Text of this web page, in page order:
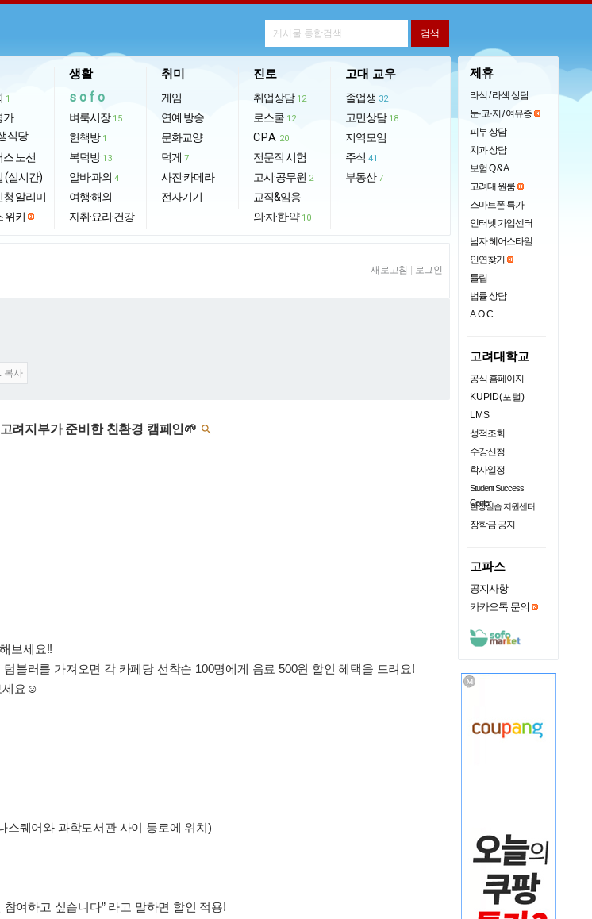
1
가
식당
노선
(실시간)
청 알리미
위키
생활
sofo
벼룩시장 15
헌책방 1
복덕방 13
알바·과외 4
여행·해외
자취·요리·건강
취미
게임
연예·방송
문화교양
덕게 7
사진·카메라
전자기기
진로
취업상담 12
로스쿨 12
CPA 20
전문직 시험
고시·공무원 2
교직&임용
의·치·한·약 10
고대 교우
졸업생 32
고민상담 18
지역모임
주식 41
부동산 7
새로고침 로그인
복사
려지부가 준비한 친환경 캠페인🌱 
보세요!!
블러를 가져오면 각 카페당 선착순 100명에게 음료 500원 할인 혜택을 드려요!
세요☺️
스퀘어와 과학도서관 사이 통로에 위치)
여하고 싶습니다” 라고 말하면 할인 적용!
제휴
라식 / 라섹 상담
눈·코·지 / 여유증
피부 상담
치과 상담
보험 Q & A
고려대 원룸
스마트폰 특가
인터넷 가입센터
남자 헤어스타일
인연찾기
튤립
법률 상담
AOC
고려대학교
공식 홈페이지
KUPID(포털)
LMS
성적조회
수강신청
학사일정
Student Success
Center
현장실습 지원센터
장학금 공지
고파스
공지사항
카카오톡 문의